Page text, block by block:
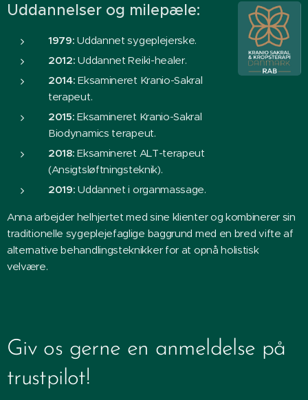
Uddannelser og milepæle:
1979: Uddannet sygeplejerske.
2012: Uddannet Reiki-healer.
2014: Eksamineret Kranio-Sakral
terapeut.
2015: Eksamineret Kranio-Sakral
Biodynamics terapeut.
2018: Eksamineret ALT-terapeut
(Ansigtsløftningsteknik).
2019: Uddannet i organmassage.
Anna arbejder helhjertet med sine klienter og kombinerer sin
traditionelle sygeplejefaglige baggrund med en bred vifte af
alternative behandlingsteknikker for at opnå holistisk
velvære.
Giv os gerne en anmeldelse på
trustpilot!